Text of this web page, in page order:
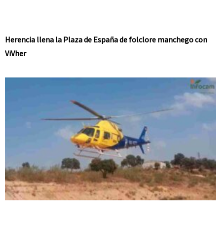
Herencia llena la Plaza de España de folclore manchego con
ViVher